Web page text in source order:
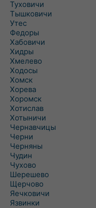
Туховичи
Тышковичи
Утес
Федоры
Хабовичи
Хидры
Хмелево
Ходосы
Хомск
Хорева
Хоромск
Хотислав
Хотыничи
Чернавчицы
Черни
Черняны
Чудин
Чухово
Шерешево
Щерчово
Яечковичи
Язвинки